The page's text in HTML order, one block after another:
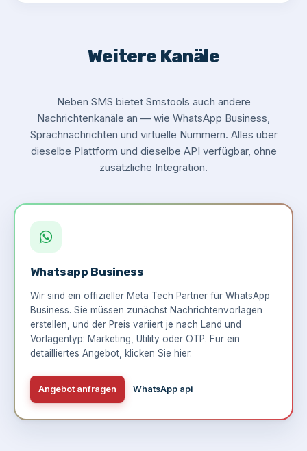
Weitere Kanäle
Neben SMS bietet Smstools auch andere
Nachrichtenkanäle an — wie WhatsApp Business,
Sprachnachrichten und virtuelle Nummern. Alles über
dieselbe Plattform und dieselbe API verfügbar, ohne
zusätzliche Integration.
Whatsapp Business
Wir sind ein offizieller Meta Tech Partner für WhatsApp
Business. Sie müssen zunächst Nachrichtenvorlagen
erstellen, und der Preis variiert je nach Land und
Vorlagentyp: Marketing, Utility oder OTP. Für ein
detailliertes Angebot, klicken Sie hier.
Angebot anfragen WhatsApp api